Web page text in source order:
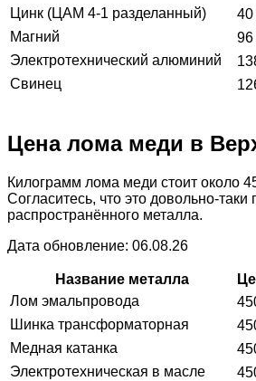
Цинк (ЦАМ 4-1 разделанный)
40
Магний
96
Электротехнический алюминий
Свинец
Цена лома меди в
Килограмм лома меди стоит около
Согласитесь, что это довольно-
распространённого металла.
Дата обновление: 06.08.26
Название металла
Лом эмальпровода
Шинка трансформаторная
Медная катанка
Электротехническая в масле